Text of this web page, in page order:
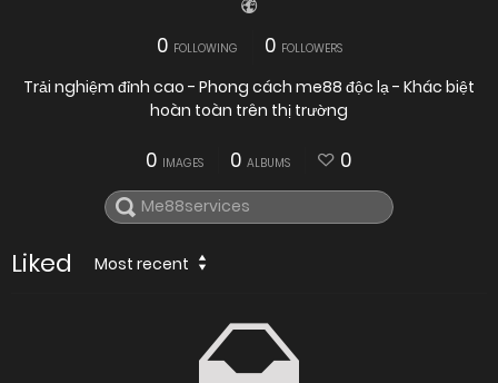
0 FOLLOWING 0 FOLLOWERS
Trải nghiệm đỉnh cao - Phong cách me88 độc lạ - Khác biệt
hoàn toàn trên thị trường
0 IMAGES 0 ALBUMS 0
Liked Most recent